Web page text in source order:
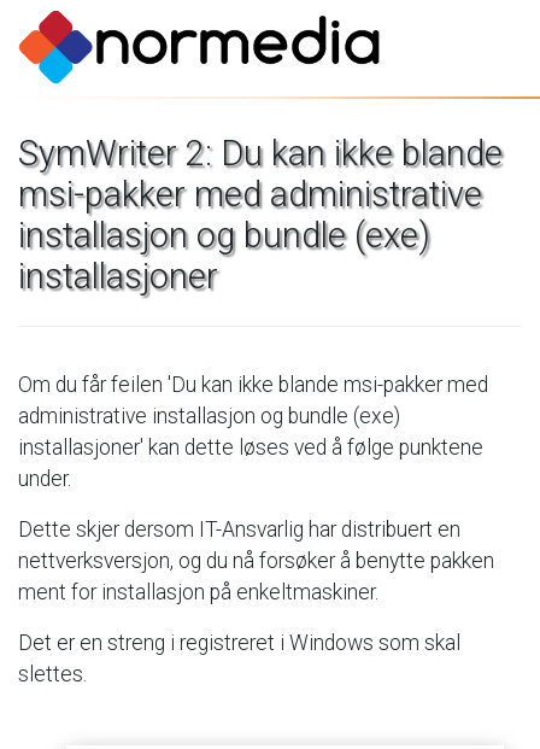
SymWriter 2: Du kan ikke blande
msi-pakker med administrative
installasjon og bundle (exe)
installasjoner
Om du får feilen 'Du kan ikke blande msi-pakker med
administrative installasjon og bundle (exe)
installasjoner' kan dette løses ved å følge punktene
under.
Dette skjer dersom IT-Ansvarlig har distribuert en
nettverksversjon, og du nå forsøker å benytte pakken
ment for installasjon på enkeltmaskiner.
Det er en streng i registreret i Windows som skal
slettes.